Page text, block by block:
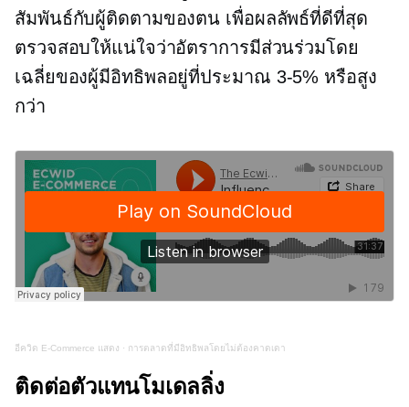
สัมพันธ์กับผู้ติดตามของตน เพื่อผลลัพธ์ที่ดีที่สุด
ตรวจสอบให้แน่ใจว่าอัตราการมีส่วนร่วมโดย
เฉลี่ยของผู้มีอิทธิพลอยู่ที่ประมาณ 3-5% หรือสูง
กว่า
อีควิด E-Commerce แสดง · การตลาดที่มีอิทธิพลโดยไม่ต้องคาดเดา
ติดต่อตัวแทนโมเดลลิ่ง